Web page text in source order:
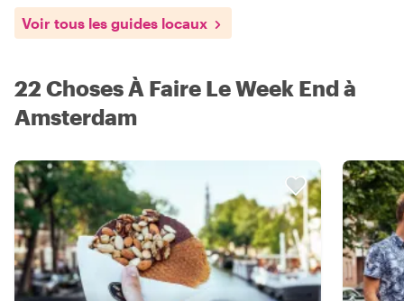
Voir tous les guides locaux
22 Choses À Faire Le Week End à
Amsterdam